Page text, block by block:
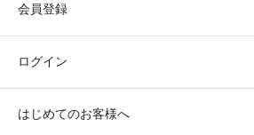
会員登録
ログイン
はじめてのお客様へ